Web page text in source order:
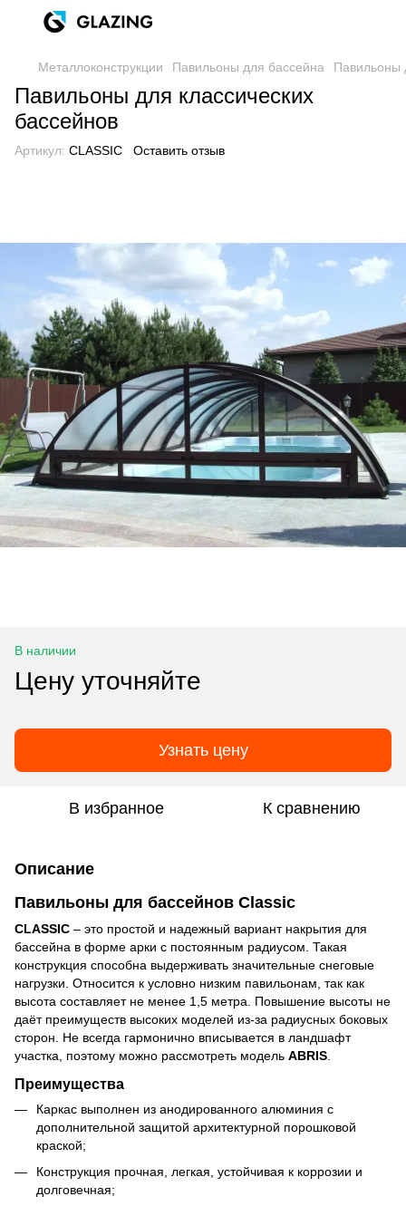
Металлоконструкции Павильоны для бассейна Павильоны
Павильоны для классических
бассейнов
Артикул: CLASSIC Оставить отзыв
В наличии
Цену уточняйте
Узнать цену
В избранное К сравнению
Описание
Павильоны для бассейнов Classic
CLASSIC – это простой и надежный вариант накрытия для
бассейна в форме арки с постоянным радиусом. Такая
конструкция способна выдерживать значительные снеговые
нагрузки. Относится к условно низким павильонам, так как
высота составляет не менее 1,5 метра. Повышение высоты не
даёт преимуществ высоких моделей из-за радиусных боковых
сторон. Не всегда гармонично вписывается в ландшафт
участка, поэтому можно рассмотреть модель ABRIS.
Преимущества
Каркас выполнен из анодированного алюминия с
дополнительной защитой архитектурной порошковой
краской;
Конструкция прочная, легкая, устойчивая к коррозии и
долговечная;